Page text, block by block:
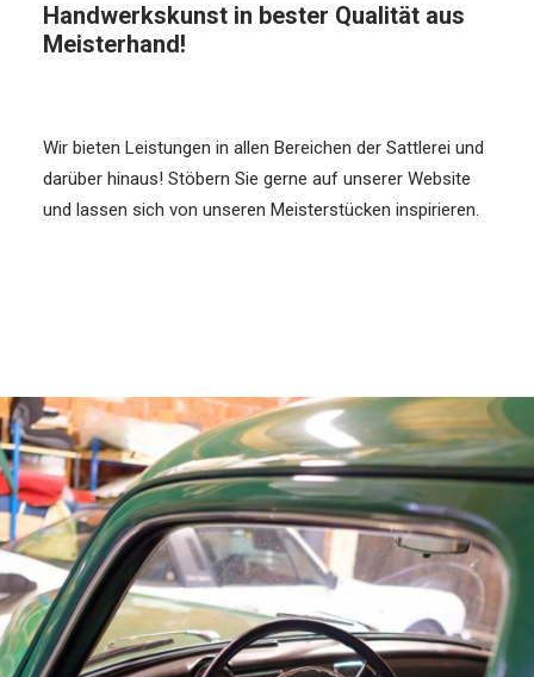
Handwerkskunst in bester Qualität aus
Meisterhand!
Wir bieten Leistungen in allen Bereichen der Sattlerei und
darüber hinaus! Stöbern Sie gerne auf unserer Website
und lassen sich von unseren Meisterstücken inspirieren.